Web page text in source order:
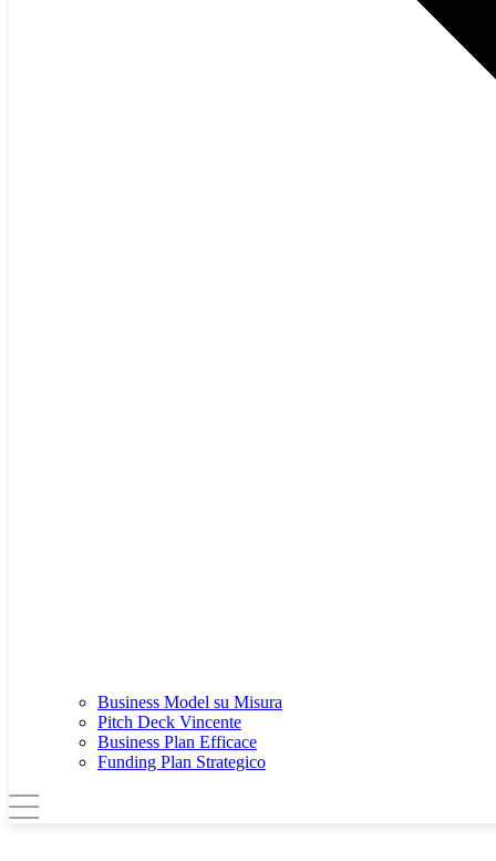
Business Model su Misura
Pitch Deck Vincente
Business Plan Efficace
Funding Plan Strategico